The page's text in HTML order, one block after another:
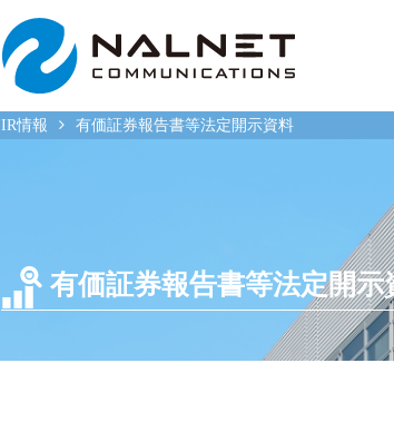
IR情報 有価証券報告書等法定開示資料
有価証券報告書等法定開示
自動車メンテナンス受託
自動車リース提携(LMS)
一般企業のお客
自動車メンテナンス
自動車リース